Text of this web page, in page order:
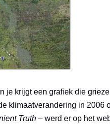
je krijgt een grafiek die
klimaatverandering in 2006
Truth – werd er op het